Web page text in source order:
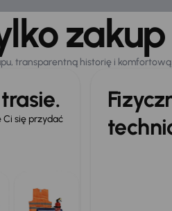
transparentną historię i
się przydać